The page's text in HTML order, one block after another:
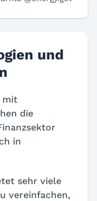
und
mit
die
in
sehr viele
vereinfachen,